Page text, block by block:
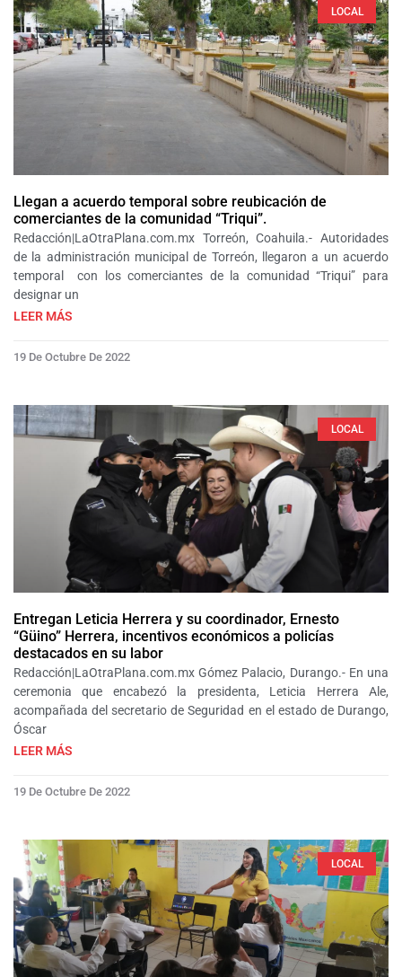
LOCAL
Llegan a acuerdo temporal sobre reubicación de
comerciantes de la comunidad “Triqui”.
Redacción|LaOtraPlana.com.mx Torreón, Coahuila.- Autoridades
de la administración municipal de Torreón, llegaron a un acuerdo
temporal con los comerciantes de la comunidad “Triqui” para
designar un
LEER MÁS
19 De Octubre De 2022
LOCAL
Entregan Leticia Herrera y su coordinador, Ernesto
“Güino” Herrera, incentivos económicos a policías
destacados en su labor
Redacción|LaOtraPlana.com.mx Gómez Palacio, Durango.- En una
ceremonia que encabezó la presidenta, Leticia Herrera Ale,
acompañada del secretario de Seguridad en el estado de Durango,
Óscar
LEER MÁS
19 De Octubre De 2022
LOCAL